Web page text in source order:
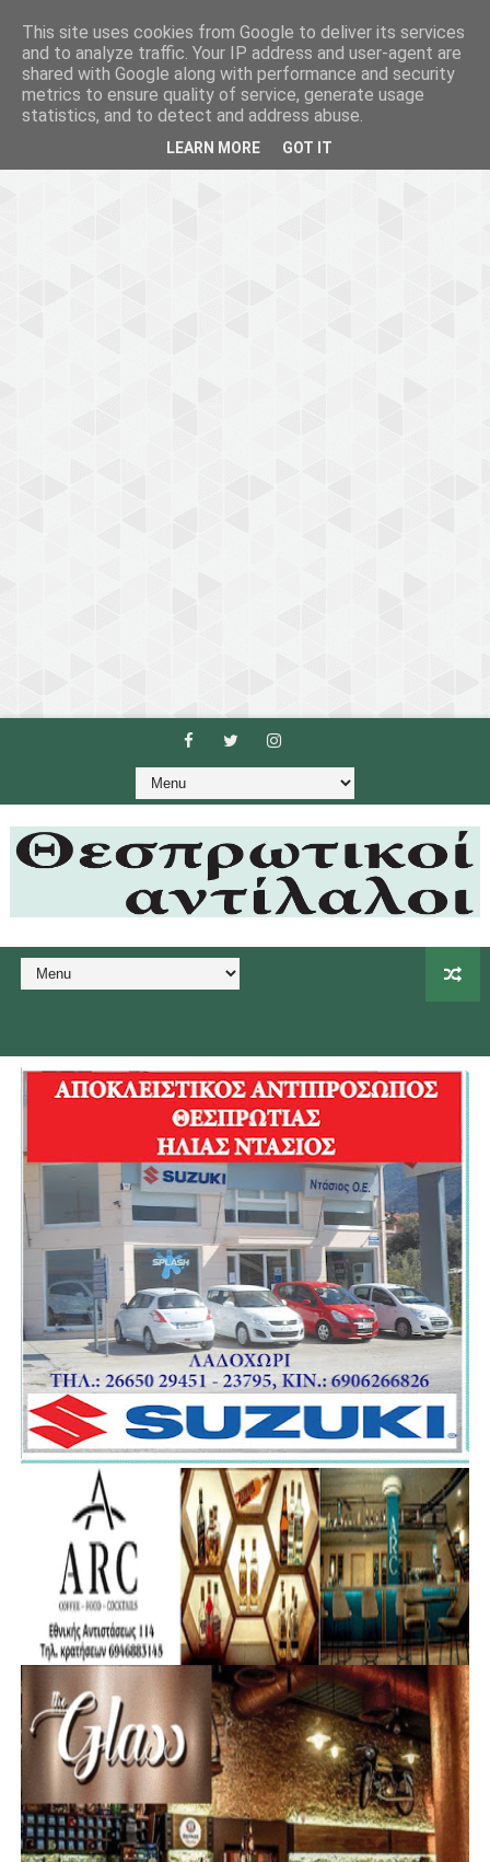
This site uses cookies from Google to deliver its services
and to analyze traffic. Your IP address and user-agent are
shared with Google along with performance and security
metrics to ensure quality of service, generate usage
statistics, and to detect and address abuse.
LEARN MORE GOT IT